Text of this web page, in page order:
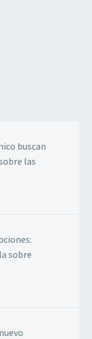
buscan
las
sobre